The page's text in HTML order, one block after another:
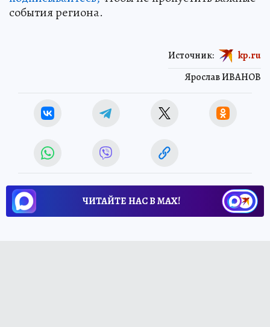
события региона.
Ярослав ИВАНОВ
Источник: kp.ru
ЧИТАЙТЕ НАС В МАХ!